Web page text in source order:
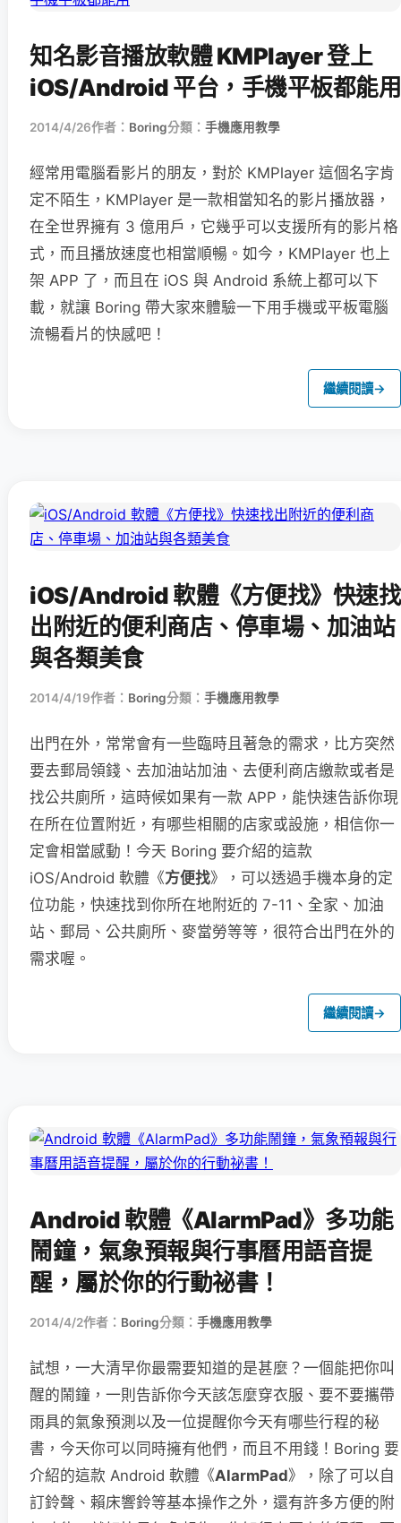
知名影音播放軟體 KMPlayer 登上
iOS/Android 平台，手機平板都能用
2014/4/26作者： Boring分類： 手機應用教學
經常用電腦看影片的朋友，對於 KMPlayer 這個名字肯
定不陌生，KMPlayer 是一款相當知名的影片播放器，
在全世界擁有 3 億用戶，它幾乎可以支援所有的影片格
式，而且播放速度也相當順暢。如今，KMPlayer 也上
架 APP 了，而且在 iOS 與 Android 系統上都可以下
載，就讓 Boring 帶大家來體驗一下用手機或平板電腦
流暢看片的快感吧！
繼續閱讀→
iOS/Android 軟體《方便找》快速找
出附近的便利商店、停車場、加油站
與各類美食
2014/4/19作者： Boring分類： 手機應用教學
出門在外，常常會有一些臨時且著急的需求，比方突然
要去郵局領錢、去加油站加油、去便利商店繳款或者是
找公共廁所，這時候如果有一款 APP，能快速告訴你現
在所在位置附近，有哪些相關的店家或設施，相信你一
定會相當感動！今天 Boring 要介紹的這款
iOS/Android 軟體《方便找》，可以透過手機本身的定
位功能，快速找到你所在地附近的 7-11、全家、加油
站、郵局、公共廁所、麥當勞等等，很符合出門在外的
需求喔。
繼續閱讀→
Android 軟體《AlarmPad》多功能
鬧鐘，氣象預報與行事曆用語音提
醒，屬於你的行動祕書！
2014/4/2作者： Boring分類： 手機應用教學
試想，一大清早你最需要知道的是甚麼？一個能把你叫
醒的鬧鐘，一則告訴你今天該怎麼穿衣服、要不要攜帶
雨具的氣象預測以及一位提醒你今天有哪些行程的秘
書，今天你可以同時擁有他們，而且不用錢！Boring 要
介紹的這款 Android 軟體《AlarmPad》，除了可以自
訂鈴聲、賴床響鈴等基本操作之外，還有許多方便的附